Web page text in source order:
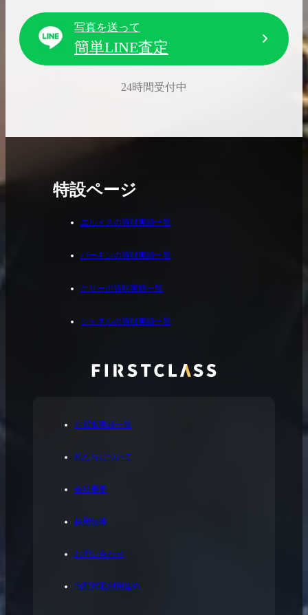
写真を送って
簡単LINE査定
24時間受付中
お買取実績一覧
私たちについて
会社概要
採用情報
お問い合わせ
宅配買取利用規約
特設ページ
エルメスの買取実績一覧
バーキンの買取実績一覧
ケリーの買取実績一覧
シャネルの買取実績一覧